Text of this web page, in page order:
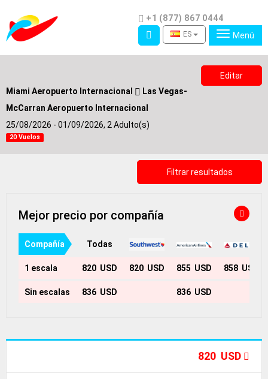
Teléfono
+1 (877) 867 0444
Acceso ES Menú
Miami Aeropuerto Internacional
Las Vegas-
McCarran Aeropuerto Internacional
25/08/2026 - 01/09/2026, 2 Adulto(s)
20 Vuelos
Editar
Filtrar resultados
Mejor precio por compañía
Compañías Todas
1 escala 820 USD 820 USD 855 USD 858 USD
Sin escalas 836 USD 836 USD
820 USD